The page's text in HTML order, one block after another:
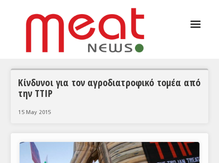
ΣΥΝΕΝΤΕΥΞΕΙΣ
ΘΕΜΑΤΑ
ΚΟΣΜΟΣ
☰
Κίνδυνοι για τον αγροδιατροφικό τομέα από
την ΤΤΙΡ
15 May 2015